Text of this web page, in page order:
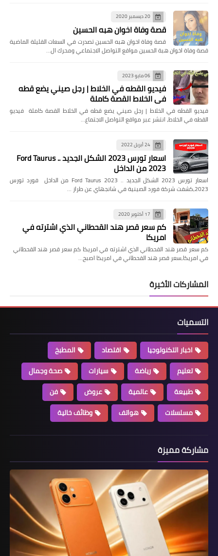
20 ديسمبر 2020
قصة وفاة اخوان هبه الحسين
قصة وفاة اخوان هبه الحسين تصدرت في السعات القليلة الماضية
قصة وفاة اخوان هبة الحسين مواقع التواصل الاجتماعي ومحرك ال…
06 مايو 2023
فيديو القطه في الخلاط | رجل صيني يضع قطه
في الخلاط القصة كاملة
فيديو القطه في الخلاط | رجل صيني يضع قطه في الخلاط القصة كاملة فيديو
القطه في الخلاط، انتشر عبر مواقع التواصل الاجتماع…
24 أبريل 2022
اسعار تورس 2023 الشكل الجديد .. Ford Taurus
2023 من الداخل
اسعار تورس 2023 الشكل الجديد .. Ford Taurus 2023 من الداخل فورد تورس
2023،كشفت شركة فورد الصينية في شانجهاي عن طراز …
17 أكتوبر 2020
كم سعر قصر هند القحطاني الذي اشترته في
امريكا
كم سعر قصر هند القحطاني الذي اشترته في امريكا كم سعر قصر هند القحطاني
في امريكا,سعر قصر هند القحطاني في امريكا اصبح…
المشاركات الأخيرة
التسميات
اخبار التكنولوجيا اقتصاد
المطبخ
تعليم
رياضة سيارات
صحة وجمال
طبيعة
عالمية عروض
فن
مسلسلات
هواتف وظائف خالية
مشاركة مميزة